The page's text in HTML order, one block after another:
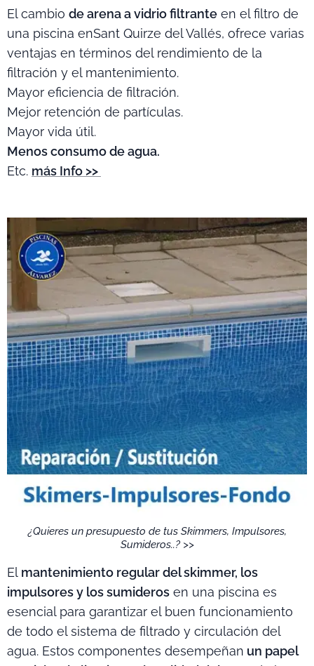
El cambio de arena a vidrio filtrante en el filtro de
una piscina enSant Quirze del Vallés, ofrece varias
ventajas en términos del rendimiento de la
filtración y el mantenimiento.
Mayor eficiencia de filtración.
Mejor retención de partículas.
Mayor vida útil.
Menos consumo de agua.
Etc. más Info >>
¿Quieres un presupuesto de tus Skimmers, Impulsores,
Sumideros..? >>
El mantenimiento regular del skimmer, los
impulsores y los sumideros en una piscina es
esencial para garantizar el buen funcionamiento
de todo el sistema de filtrado y circulación del
agua. Estos componentes desempeñan un papel